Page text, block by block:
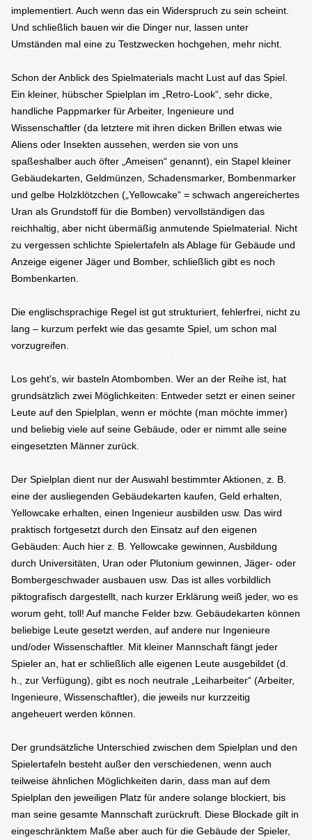
implementiert. Auch wenn das ein Widerspruch zu sein scheint.
Und schließlich bauen wir die Dinger nur, lassen unter
Umständen mal eine zu Testzwecken hochgehen, mehr nicht.
Schon der Anblick des Spielmaterials macht Lust auf das Spiel.
Ein kleiner, hübscher Spielplan im „Retro-Look“, sehr dicke,
handliche Pappmarker für Arbeiter, Ingenieure und
Wissenschaftler (da letztere mit ihren dicken Brillen etwas wie
Aliens oder Insekten aussehen, werden sie von uns
spaßeshalber auch öfter „Ameisen“ genannt), ein Stapel kleiner
Gebäudekarten, Geldmünzen, Schadensmarker, Bombenmarker
und gelbe Holzklötzchen („Yellowcake“ = schwach angereichertes
Uran als Grundstoff für die Bomben) vervollständigen das
reichhaltig, aber nicht übermäßig anmutende Spielmaterial. Nicht
zu vergessen schlichte Spielertafeln als Ablage für Gebäude und
Anzeige eigener Jäger und Bomber, schließlich gibt es noch
Bombenkarten.
Die englischsprachige Regel ist gut strukturiert, fehlerfrei, nicht zu
lang – kurzum perfekt wie das gesamte Spiel, um schon mal
vorzugreifen.
Los geht’s, wir basteln Atombomben. Wer an der Reihe ist, hat
grundsätzlich zwei Möglichkeiten: Entweder setzt er einen seiner
Leute auf den Spielplan, wenn er möchte (man möchte immer)
und beliebig viele auf seine Gebäude, oder er nimmt alle seine
eingesetzten Männer zurück.
Der Spielplan dient nur der Auswahl bestimmter Aktionen, z. B.
eine der ausliegenden Gebäudekarten kaufen, Geld erhalten,
Yellowcake erhalten, einen Ingenieur ausbilden usw. Das wird
praktisch fortgesetzt durch den Einsatz auf den eigenen
Gebäuden: Auch hier z. B. Yellowcake gewinnen, Ausbildung
durch Universitäten, Uran oder Plutonium gewinnen, Jäger- oder
Bombergeschwader ausbauen usw. Das ist alles vorbildlich
piktografisch dargestellt, nach kurzer Erklärung weiß jeder, wo es
worum geht, toll! Auf manche Felder bzw. Gebäudekarten können
beliebige Leute gesetzt werden, auf andere nur Ingenieure
und/oder Wissenschaftler. Mit kleiner Mannschaft fängt jeder
Spieler an, hat er schließlich alle eigenen Leute ausgebildet (d.
h., zur Verfügung), gibt es noch neutrale „Leiharbeiter“ (Arbeiter,
Ingenieure, Wissenschaftler), die jeweils nur kurzzeitig
angeheuert werden können.
Der grundsätzliche Unterschied zwischen dem Spielplan und den
Spielertafeln besteht außer den verschiedenen, wenn auch
teilweise ähnlichen Möglichkeiten darin, dass man auf dem
Spielplan den jeweiligen Platz für andere solange blockiert, bis
man seine gesamte Mannschaft zurückruft. Diese Blockade gilt in
eingeschränktem Maße aber auch für die Gebäude der Spieler,